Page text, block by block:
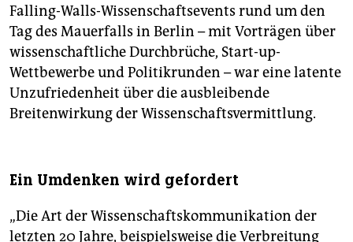
Falling-Walls-Wissenschaftsevents rund um den
Tag des Mauerfalls in Berlin – mit Vorträgen über
wissenschaftliche Durchbrüche, Start-up-
Wettbewerbe und Politikrunden – war eine latente
Unzufriedenheit über die ausbleibende
Breitenwirkung der Wissenschaftsvermittlung.
Ein Umdenken wird gefordert
„Die Art der Wissenschaftskommunikation der
letzten 20 Jahre, beispielsweise die Verbreitung